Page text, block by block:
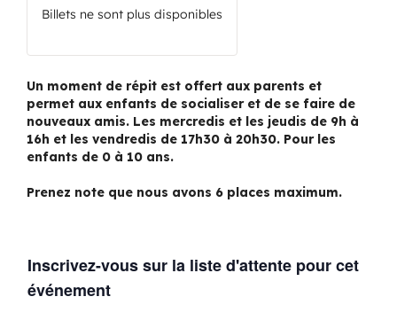
Billets ne sont plus disponibles
Un moment de répit est offert aux parents et
permet aux enfants de socialiser et de se faire de
nouveaux amis. Les mercredis et les jeudis de 9h à
16h et les vendredis de 17h30 à 20h30. Pour les
enfants de 0 à 10 ans.
Prenez note que nous avons 6 places maximum.
Inscrivez-vous sur la liste d'attente pour cet
événement